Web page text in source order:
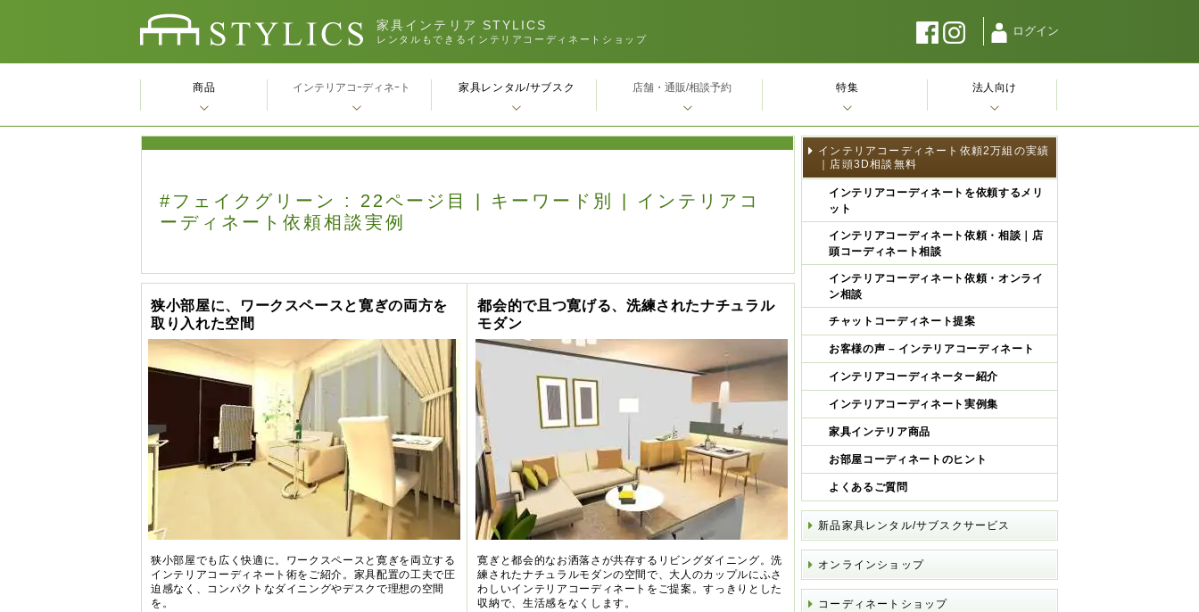
家具インテリア STYLICS
レンタルもできるインテリアコーディネートショップ
ログイン
#フェイクグリーン : 22ページ目 | キーワード別 | インテリアコ
ーディネート依頼相談実例
狭小部屋に、ワークスペースと寛ぎの両方を
取り入れた空間
狭小部屋でも広く快適に。ワークスペースと寛ぎを両立する
インテリアコーディネート術をご紹介。家具配置の工夫で圧
迫感なく、コンパクトなダイニングやデスクで理想の空間
を。
都会的で且つ寛げる、洗練されたナチュラル
モダン
寛ぎと都会的なお洒落さが共存するリビングダイニング。洗
練されたナチュラルモダンの空間で、大人のカップルにふさ
わしいインテリアコーディネートをご提案。すっきりとした
収納で、生活感をなくします。
インテリアコーディネート依頼2万組の実績
｜店頭3D相談無料
インテリアコーディネートを依頼するメリ
ット
インテリアコーディネート依頼・相談｜店
頭コーディネート相談
インテリアコーディネート依頼・オンライ
ン相談
チャットコーディネート提案
お客様の声 – インテリアコーディネート
インテリアコーディネーター紹介
インテリアコーディネート実例集
家具インテリア商品
お部屋コーディネートのヒント
よくあるご質問
新品家具レンタル/サブスクサービス
オンラインショップ
コーディネートショップ
商品 インテリアコｰディネｰト 家具レンタル/サブスク 店舗・通販/相談予約 特集 法人向け